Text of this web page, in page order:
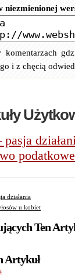
niezmienionej
i z chęcią
pasja
działania
u kobiet
Ten
Artykuł